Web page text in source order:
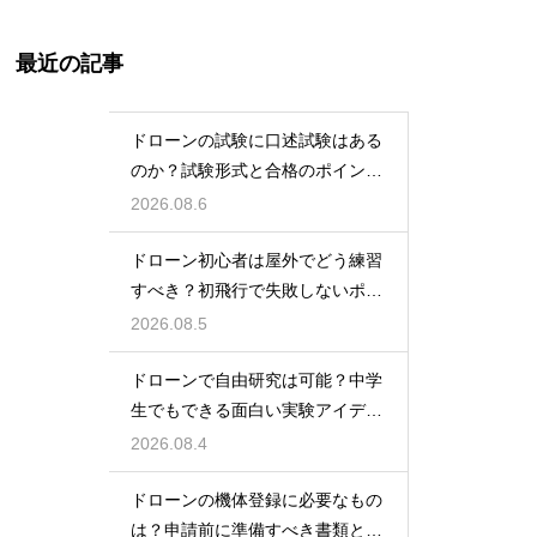
最近の記事
ドローンの試験に口述試験はある
のか？試験形式と合格のポイント
を解説
2026.08.6
ドローン初心者は屋外でどう練習
すべき？初飛行で失敗しないポイ
ント
2026.08.5
ドローンで自由研究は可能？中学
生でもできる面白い実験アイデア
を紹介
2026.08.4
ドローンの機体登録に必要なもの
は？申請前に準備すべき書類と情